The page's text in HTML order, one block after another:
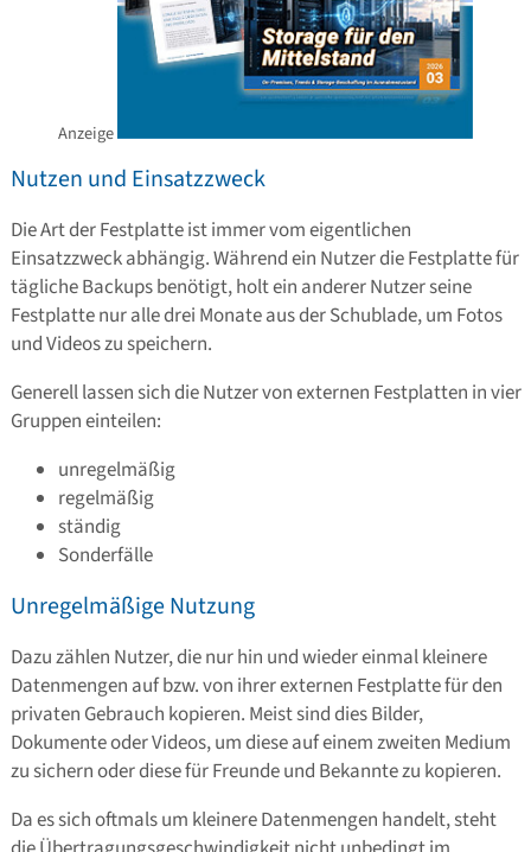
Anzeige
Nutzen und Einsatzzweck
Die Art der Festplatte ist immer vom eigentlichen
Einsatzzweck abhängig. Während ein Nutzer die Festplatte für
tägliche Backups benötigt, holt ein anderer Nutzer seine
Festplatte nur alle drei Monate aus der Schublade, um Fotos
und Videos zu speichern.
Generell lassen sich die Nutzer von externen Festplatten in vier
Gruppen einteilen:
unregelmäßig
regelmäßig
ständig
Sonderfälle
Unregelmäßige Nutzung
Dazu zählen Nutzer, die nur hin und wieder einmal kleinere
Datenmengen auf bzw. von ihrer externen Festplatte für den
privaten Gebrauch kopieren. Meist sind dies Bilder,
Dokumente oder Videos, um diese auf einem zweiten Medium
zu sichern oder diese für Freunde und Bekannte zu kopieren.
Da es sich oftmals um kleinere Datenmengen handelt, steht